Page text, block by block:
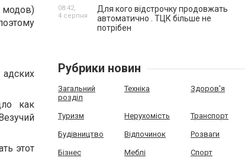
модов)
как
этот
Для кого відстрочку продовжать
автоматично . ТЦК більше не
потрібен
08:42,
4 серпня
Рубрики новин
Загальний
розділ
Техніка Здоров'я
Туризм Нерухомість Транспорт
Будівництво Відпочинок Розваги
Бізнес Меблі Спорт